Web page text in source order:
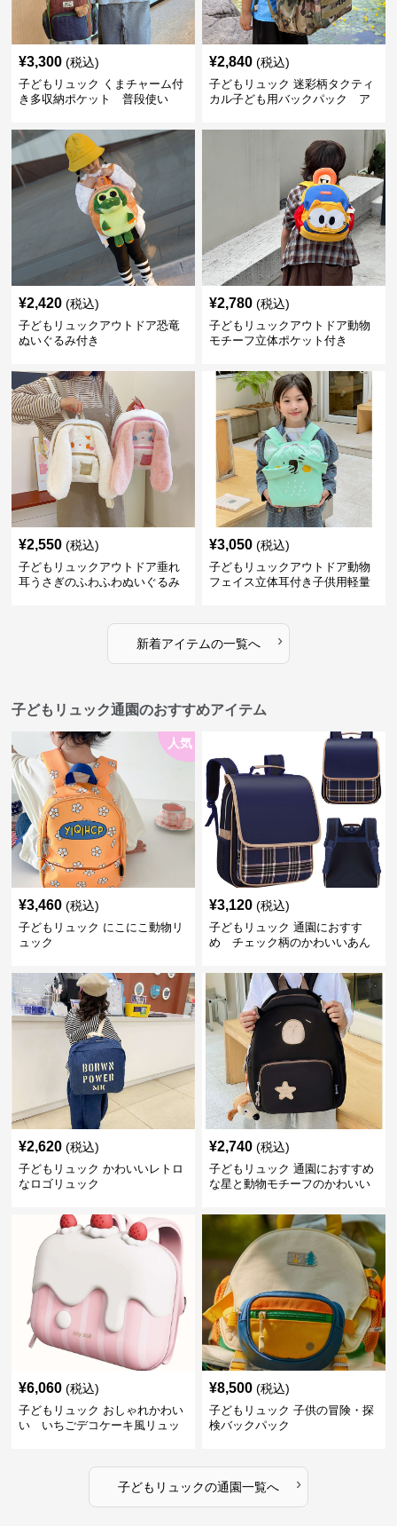
¥3,300 (税込)
子どもリュック くまチャーム付
き多収納ポケット 普段使い
¥2,840 (税込)
子どもリュック 迷彩柄タクティ
カル子ども用バックパック ア
¥2,420 (税込)
子どもリュックアウトドア恐竜
ぬいぐるみ付き
¥2,780 (税込)
子どもリュックアウトドア動物
モチーフ立体ポケット付き
¥2,550 (税込)
子どもリュックアウトドア垂れ
耳うさぎのふわふわぬいぐるみ
¥3,050 (税込)
子どもリュックアウトドア動物
フェイス立体耳付き子供用軽量
新着アイテムの一覧へ ›
子どもリュック通園のおすすめアイテム
人気
¥3,460 (税込)
子どもリュック にこにこ動物リ
ュック
¥3,120 (税込)
子どもリュック 通園におすす
め チェック柄のかわいいあん
¥2,620 (税込)
子どもリュック かわいいレトロ
なロゴリュック
¥2,740 (税込)
子どもリュック 通園におすすめ
な星と動物モチーフのかわいい
¥6,060 (税込)
子どもリュック おしゃれかわい
い いちごデコケーキ風リュッ
¥8,500 (税込)
子どもリュック 子供の冒険・探
検バックパック
子どもリュックの通園一覧へ ›